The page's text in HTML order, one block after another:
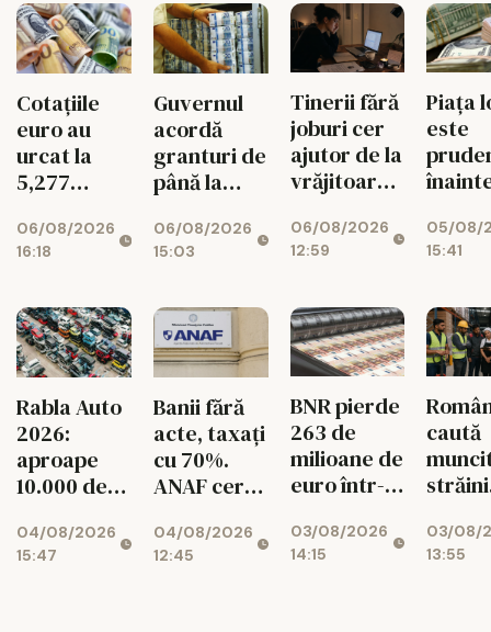
Cotațiile
euro au
urcat la
5,277
06/08/2026
16:18
Guvernul
acordă
granturi de
până la
euro
pentru
diaspora
06/08/2026
15:03
Tinerii fără
joburi cer
ajutor de la
vrăjitoare
06/08/2026
12:59
Piața
este
05/08/
15:41
Rabla Auto
2026:
aproape
10.000 de
aprobate
04/08/2026
15:47
Banii fără
acte, taxați
cu 70%.
ANAF cere
milioane de
lei
04/08/2026
12:45
BNR pierde
263 de
milioane de
euro într-o
lună!
Rezervele
03/08/2026
14:15
caută
străini
de
03/08/
13:55